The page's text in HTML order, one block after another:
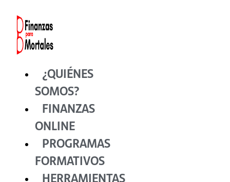
contenido
¿QUIÉNES
SOMOS?
FINANZAS
ONLINE
PROGRAMAS
FORMATIVOS
HERRAMIENTAS